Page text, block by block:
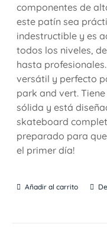
componentes de
este patín sea
indestructible y es
todos los niveles,
hasta
versátil y perfecto
park and vert.
sólida y está
skateboard
preparado para
el primer día!
Añadir al carrito